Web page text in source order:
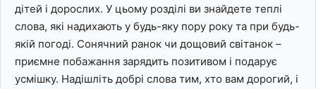
дітей і дорослих. У цьому розділі ви знайдете теплі
слова, які надихають у будь-яку пору року та при будь-
якій погоді. Сонячний ранок чи дощовий світанок –
приємне побажання зарядить позитивом і подарує
усмішку. Надішліть добрі слова тим, хто вам дорогий, і